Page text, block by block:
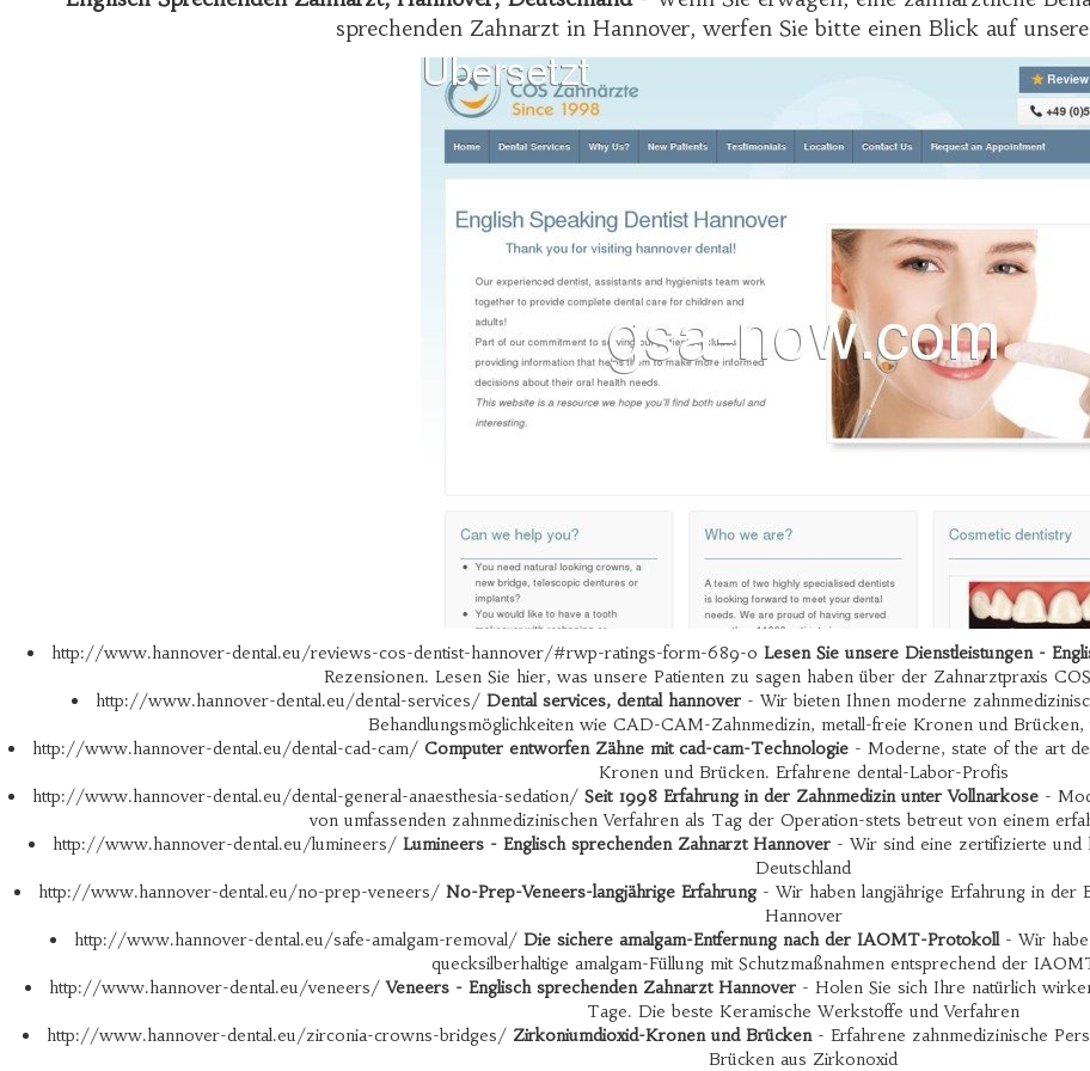
sprechenden Zahnarzt in Hannover, werfen Sie bitte einen Blick auf
http://www.hannover-dental.eu/reviews-cos-dentist-hannover/#rwp-ratings-form-689-0 Lesen Sie unsere Dienstleistungen -
Rezensionen. Lesen Sie hier, was unsere Patienten zu sagen haben über der Zahnarztpraxis
http://www.hannover-dental.eu/dental-services/ Dental services, dental hannover - Wir bieten Ihnen moderne
Behandlungsmöglichkeiten wie CAD-CAM-Zahnmedizin, metall-freie Kronen und Brücken,
http://www.hannover-dental.eu/dental-cad-cam/ Computer entworfen Zähne mit cad-cam-Technologie- Moderne, state of the art
Kronen und Brücken. Erfahrene dental-Labor-Profis
http://www.hannover-dental.eu/dental-general-anaesthesia-sedation/ Seit 1998 Erfahrung in der Zahnmedizin unter Vollnarkose-
von umfassenden zahnmedizinischen Verfahren als Tag der Operation-stets betreut von einem
http://www.hannover-dental.eu/lumineers/ Lumineers - Englisch sprechenden Zahnarzt Hannover- Wir sind eine zertifizierte und
Deutschland
http://www.hannover-dental.eu/no-prep-veneers/ No-Prep-Veneers-langjährige Erfahrung - Wir haben langjährige Erfahrung in der
Hannover
http://www.hannover-dental.eu/safe-amalgam-removal/ Die sichere amalgam-Entfernung nach der IAOMT-Protokoll- Wir
quecksilberhaltige amalgam-Füllung mit Schutzmaßnahmen entsprechend der
http://www.hannover-dental.eu/veneers/Veneers - Englisch sprechenden Zahnarzt Hannover- Holen Sie sich Ihre natürlich
Tage. Die beste Keramische Werkstoffe und Verfahren
http://www.hannover-dental.eu/zirconia-crowns-bridges/ Zirkoniumdioxid-Kronen und Brücken- Erfahrene zahnmedizinische
Brücken aus Zirkonoxid